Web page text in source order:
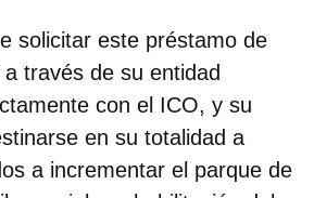
solicitar este préstamo de
a través de su entidad
con el ICO, y su
en su totalidad a
a incrementar el parque de